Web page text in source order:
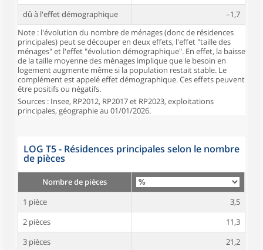
dû à l'effet démographique
–1,7
Note : l'évolution du nombre de ménages (donc de résidences
principales) peut se découper en deux effets, l'effet "taille des
ménages" et l'effet "évolution démographique". En effet, la baisse
de la taille moyenne des ménages implique que le besoin en
logement augmente même si la population restait stable. Le
complément est appelé effet démographique. Ces effets peuvent
être positifs ou négatifs.
Sources : Insee, RP2012, RP2017 et RP2023, exploitations
principales, géographie au 01/01/2026.
LOG T5 - Résidences principales selon le nombre
de pièces
Nombre de pièces
1 pièce
3,5
2 pièces
11,3
3 pièces
21,2